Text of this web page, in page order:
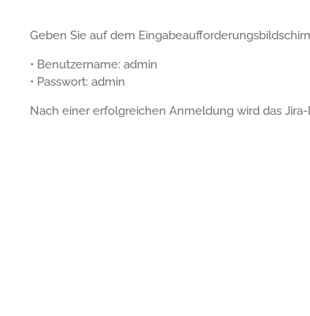
Geben Sie auf dem
• Benutzername: admin
• Passwort: admin
Nach einer erfolgreichen Anmeldung wird das